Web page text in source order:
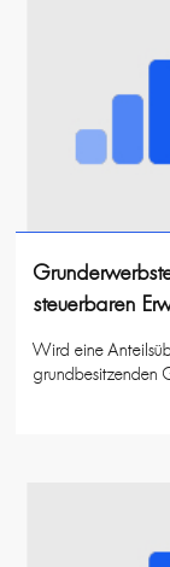
steuerbaren
Wird eine
grundbesitzenden